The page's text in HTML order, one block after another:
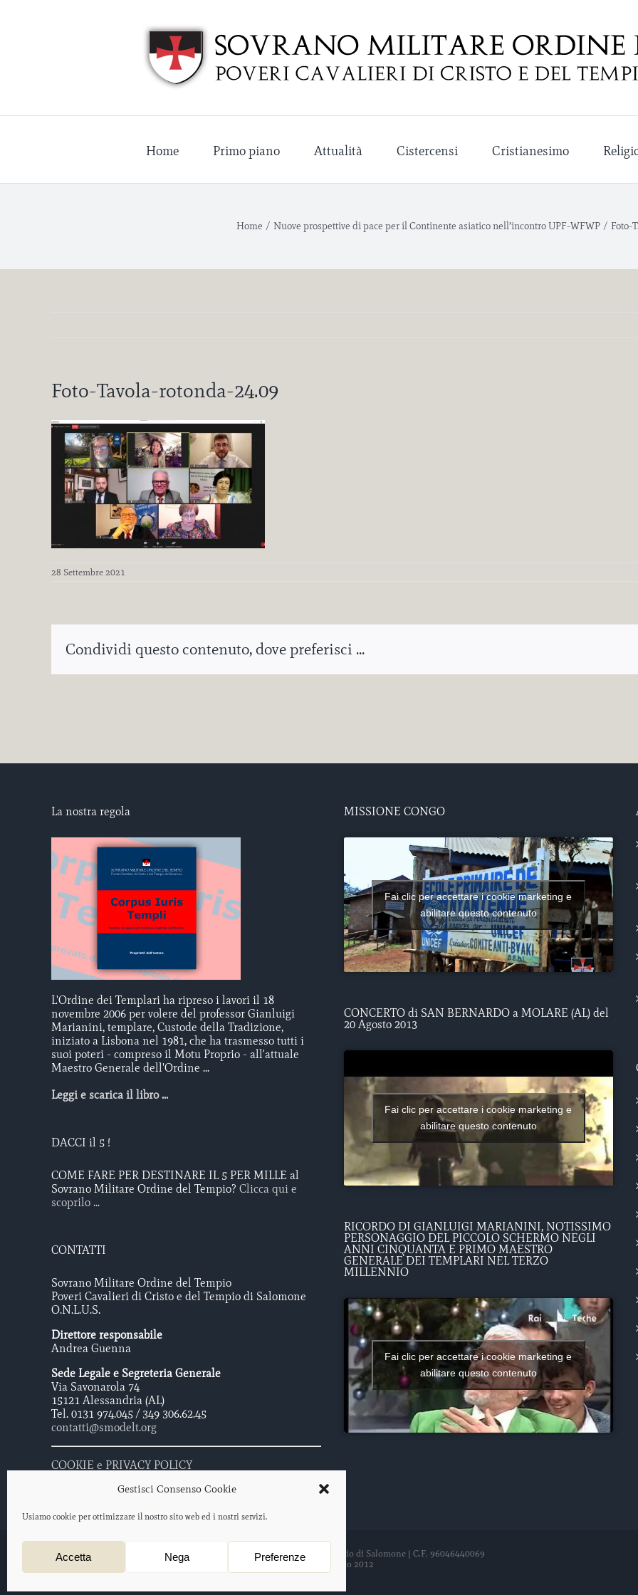
Gestisci Consenso Cookie
Usiamo cookie per ottimizzare il nostro sito web ed i nostri servizi.
Accetta Nega Preferenze
Home Primo piano Attualità Cistercensi Cristianesimo
Home / Nuove prospettive di pace per il Continente asiatico nell’incontro UPF-WFWP / Foto-
Foto-Tavola-rotonda-24.09
28 Settembre 2021
Condividi questo contenuto, dove preferisci ...
La nostra regola
L'Ordine dei Templari ha ripreso i lavori il 18
novembre 2006 per volere del professor Gianluigi
Marianini, templare, Custode della Tradizione,
iniziato a Lisbona nel 1981, che ha trasmesso tutti i
suoi poteri - compreso il Motu Proprio - all'attuale
Maestro Generale dell'Ordine ...
Leggi e scarica il libro ...
DACCI il 5 !
COME FARE PER DESTINARE IL 5 PER MILLE al
Sovrano Militare Ordine del Tempio? Clicca qui e
scoprilo ...
CONTATTI
Sovrano Militare Ordine del Tempio
Poveri Cavalieri di Cristo e del Tempio di Salomone
O.N.L.U.S.
Direttore responsabile
Andrea Guenna
Sede Legale e Segreteria Generale
Via Savonarola 74
15121 Alessandria (AL)
Tel. 0131 974.045 / 349 306.62.45
contatti@smodelt.org
COOKIE e PRIVACY POLICY
MISSIONE CONGO
Fai clic per accettare i cookie marketing e
abilitare questo contenuto
CONCERTO di SAN BERNARDO a MOLARE (AL) del
20 Agosto 2013
Fai clic per accettare i cookie marketing e
abilitare questo contenuto
RICORDO DI GIANLUIGI MARIANINI, NOTISSIMO
PERSONAGGIO DEL PICCOLO SCHERMO NEGLI
ANNI CINQUANTA E PRIMO MAESTRO
GENERALE DEI TEMPLARI NEL TERZO
MILLENNIO
Fai clic per accettare i cookie marketing e
abilitare questo contenuto
Sovrano Militare Ordine Del Tempio - Poveri Cavalieri di Cristo e del Tempio di Salomone | C.F. 96046440069
Protocollo iscrizione O.N.L.U.S. 2012/047477 – data di iscrizione: 21 agosto 2012
Progetto web a cura di